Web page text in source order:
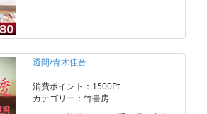
透間/青木佳音
消費ポイント：1500Pt
カテゴリー：竹書房